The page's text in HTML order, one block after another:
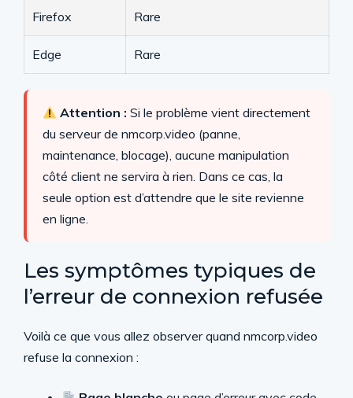
Firefox Rare
Edge Rare
Attention : Si le problème vient directement
du serveur de nmcorp.video (panne,
maintenance, blocage), aucune manipulation
côté client ne servira à rien. Dans ce cas, la
seule option est d’attendre que le site revienne
en ligne.
Les symptômes typiques de
l’erreur de connexion refusée
Voilà ce que vous allez observer quand nmcorp.video
refuse la connexion :